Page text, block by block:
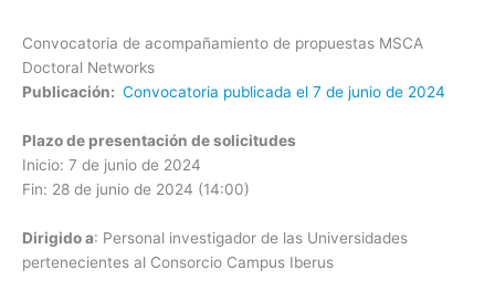
Convocatoria de acompañamiento de propuestas MSCA
Doctoral Networks
Publicación: Convocatoria publicada el 7 de junio de 2024
Plazo de presentación de solicitudes
Inicio: 7 de junio de 2024
Fin: 28 de junio de 2024 (14:00)
Dirigido a: Personal investigador de las Universidades
pertenecientes al Consorcio Campus Iberus